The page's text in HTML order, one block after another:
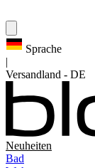
Sprache
|
Versandland - DE
Neuheiten
Bad